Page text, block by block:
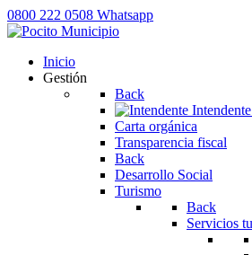
0800 222 0508 Whatsapp
Inicio
Gestión
Back
Intendente
Carta orgánica
Transparencia fiscal
Back
Desarrollo Social
Turismo
Back
Servicios